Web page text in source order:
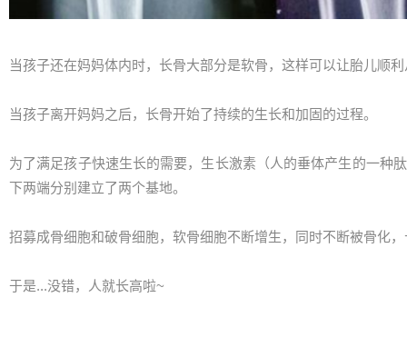
当孩子还在妈妈体内时，长骨大部分是软骨，这样可以让胎儿顺
当孩子离开妈妈之后，长骨开始了持续的生长和加固的过程。
为了满足孩子快速生长的需要，生长激素（人的垂体产生的一种
下两端分别建立了两个基地。
招募成骨细胞和破骨细胞，软骨细胞不断增生，同时不断被骨化
于是...没错，人就长高啦~